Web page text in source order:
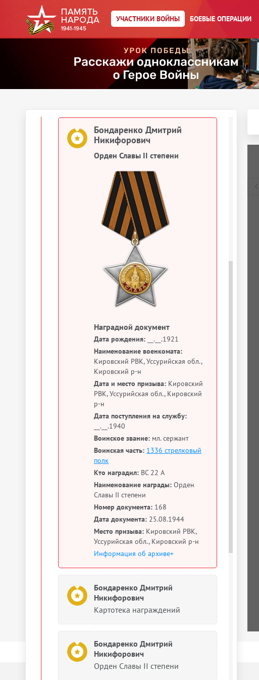
УЧАСТНИКИ ВОЙНЫ БОЕВЫЕ ОПЕРАЦИИ
Бандоренко Дмитрий
Никифорович
Медаль «За отвагу»
Бондаренко Дмитрий
Никифорович
Бондаренко Дмитрий
Никифорович
Орден Славы II степени
Наградной документ
Дата рождения: __.__.1921
Наименование военкомата:
Кировский РВК, Уссурийская обл.,
Кировский р-н
Дата и место призыва: Кировский
РВК, Уссурийская обл., Кировский
р-н
Дата поступления на службу:
__.__.1940
Воинское звание: мл. сержант
Воинская часть: 1336 стрелковый
полк
Кто наградил: ВС 22 А
Наименование награды: Орден
Славы II степени
Номер документа: 168
Дата документа: 25.08.1944
Место призыва: Кировский РВК,
Уссурийская обл., Кировский р-н
Информация об архиве+
Бондаренко Дмитрий
Никифорович
Картотека награждений
Бондаренко Дмитрий
Никифорович
Орден Славы II степени